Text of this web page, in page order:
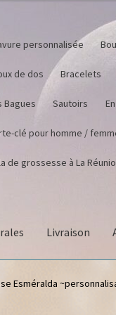
personnalisée
de dos Bracelets
Bagues Sautoirs
clé pour homme /
de grossesse à La
Livraison
Esméralda